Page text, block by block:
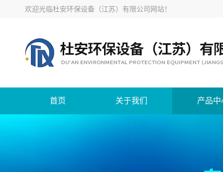
欢迎光临杜安环保设备（江苏）有限公司网站！
首页 关于我们 产品中